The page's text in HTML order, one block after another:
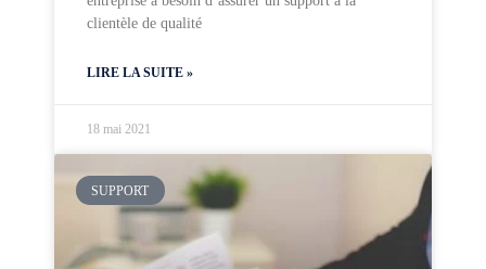
clientèle de qualité
LIRE LA SUITE »
18 mai 2021
SUPPORT